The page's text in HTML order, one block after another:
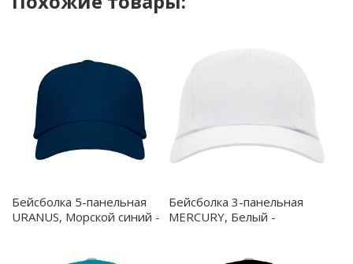
Бейсболка 5-панельная
URANUS, Морской синий -
Бейсболка 3-панельная
MERCURY, Белый -